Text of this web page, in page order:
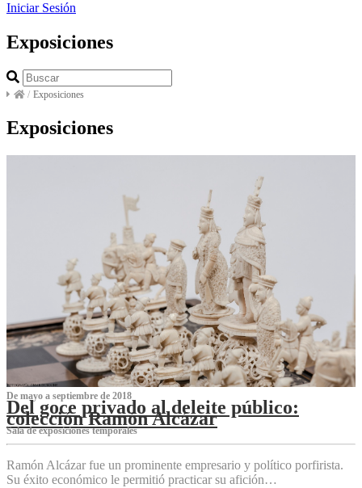
Iniciar Sesión
Exposiciones
/ Exposiciones
Exposiciones
De mayo a septiembre de 2018
Del goce privado al deleite público:
colección Ramón Alcázar
Sala de exposiciones temporales
Ramón Alcázar fue un prominente empresario y político porfirista.
Su éxito económico le permitió practicar su afición…